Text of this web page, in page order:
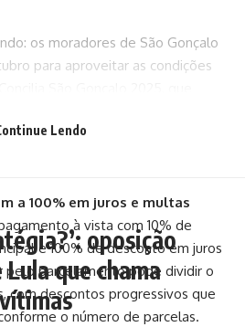
os moradores de São Gonçalo
para aproveitar as condições
Neste sábado (25), acontece o
a 100% em juros e multas
à vista com 10% de
e 100% de desconto em juros
pelo parcelamento pode dividir o
com descontos progressivos que
o número de parcelas.
Lendo
oposição
que chama